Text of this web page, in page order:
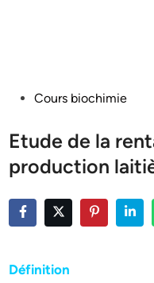
PostedCours biochimie
Etude de la
production
Définition